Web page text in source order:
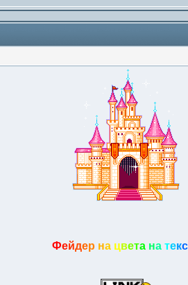
Фейдер на цвета на текс